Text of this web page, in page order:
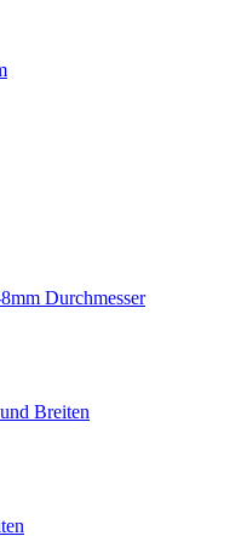
Durchmesser
Breiten